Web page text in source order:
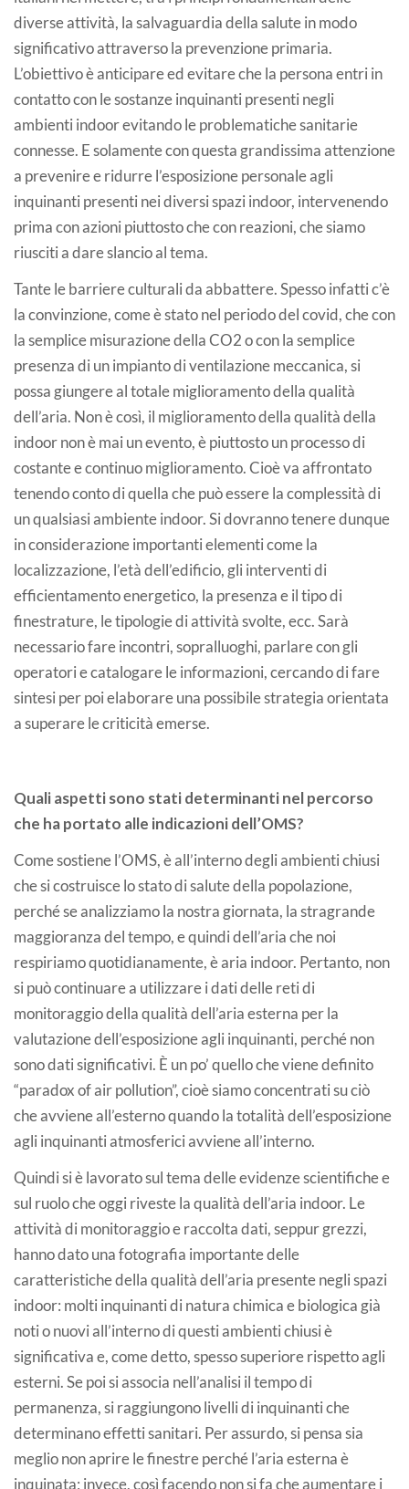
diverse attività, la salvaguardia della salute in modo
significativo attraverso la prevenzione primaria.
L’obiettivo è anticipare ed evitare che la persona entri in
contatto con le sostanze inquinanti presenti negli
ambienti indoor evitando le problematiche sanitarie
connesse. E solamente con questa grandissima attenzione
a prevenire e ridurre l’esposizione personale agli
inquinanti presenti nei diversi spazi indoor, intervenendo
prima con azioni piuttosto che con reazioni, che siamo
riusciti a dare slancio al tema.
Tante le barriere culturali da abbattere. Spesso infatti c’è
la convinzione, come è stato nel periodo del covid, che con
la semplice misurazione della CO2 o con la semplice
presenza di un impianto di ventilazione meccanica, si
possa giungere al totale miglioramento della qualità
dell’aria. Non è così, il miglioramento della qualità della
indoor non è mai un evento, è piuttosto un processo di
costante e continuo miglioramento. Cioè va affrontato
tenendo conto di quella che può essere la complessità di
un qualsiasi ambiente indoor. Si dovranno tenere dunque
in considerazione importanti elementi come la
localizzazione, l’età dell’edificio, gli interventi di
efficientamento energetico, la presenza e il tipo di
finestrature, le tipologie di attività svolte, ecc. Sarà
necessario fare incontri, sopralluoghi, parlare con gli
operatori e catalogare le informazioni, cercando di fare
sintesi per poi elaborare una possibile strategia orientata
a superare le criticità emerse.
Quali aspetti sono stati determinanti nel percorso
che ha portato alle indicazioni dell’OMS?
Come sostiene l’OMS, è all’interno degli ambienti chiusi
che si costruisce lo stato di salute della popolazione,
perché se analizziamo la nostra giornata, la stragrande
maggioranza del tempo, e quindi dell’aria che noi
respiriamo quotidianamente, è aria indoor. Pertanto, non
si può continuare a utilizzare i dati delle reti di
monitoraggio della qualità dell’aria esterna per la
valutazione dell’esposizione agli inquinanti, perché non
sono dati significativi. È un po’ quello che viene definito
“paradox of air pollution”, cioè siamo concentrati su ciò
che avviene all’esterno quando la totalità dell’esposizione
agli inquinanti atmosferici avviene all’interno.
Quindi si è lavorato sul tema delle evidenze scientifiche e
sul ruolo che oggi riveste la qualità dell’aria indoor. Le
attività di monitoraggio e raccolta dati, seppur grezzi,
hanno dato una fotografia importante delle
caratteristiche della qualità dell’aria presente negli spazi
indoor: molti inquinanti di natura chimica e biologica già
noti o nuovi all’interno di questi ambienti chiusi è
significativa e, come detto, spesso superiore rispetto agli
esterni. Se poi si associa nell’analisi il tempo di
permanenza, si raggiungono livelli di inquinanti che
determinano effetti sanitari. Per assurdo, si pensa sia
meglio non aprire le finestre perché l’aria esterna è
inquinata; invece, così facendo non si fa che aumentare i